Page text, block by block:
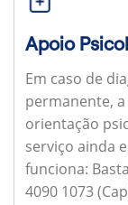
Apoio
Em caso de
permanente,
orientação
serviço ainda
funciona:
4090 1073